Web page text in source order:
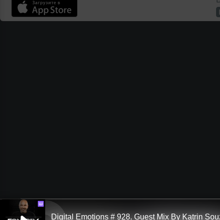
Ш
Digital Emotions # 928. Guest Mix By Katrin